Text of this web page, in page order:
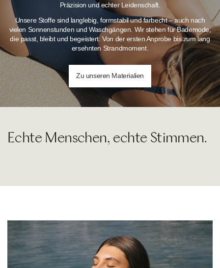
Präzision und echter Leidenschaft.
Unsere Stoffe sind langlebig, formstabil und farbecht – auch nach
vielen Sonnenstunden und Waschgängen. Wir stehen für Bademode,
die passt, bleibt und begeistert. Von der ersten Anprobe bis zum lang
ersehnten Strandmoment.
Zu unseren Materialien
Echte Menschen, echte Stimmen.